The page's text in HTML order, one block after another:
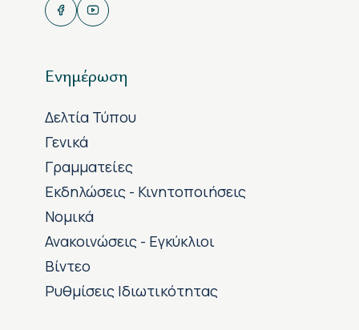
Ενημέρωση
Δελτία Τύπου
Γενικά
Γραμματείες
Εκδηλώσεις - Κινητοποιήσεις
Νομικά
Ανακοινώσεις - Εγκύκλιοι
Βίντεο
Ρυθμίσεις Ιδιωτικότητας